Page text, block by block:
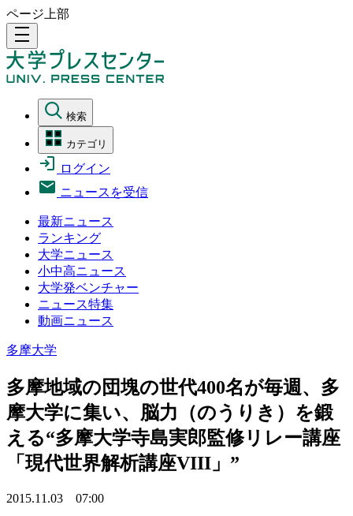
ページ上部
density_medium
検索
カテゴリ
ログイン
ニュースを受信
最新ニュース
ランキング
大学ニュース
小中高ニュース
大学発ベンチャー
ニュース特集
動画ニュース
多摩大学
多摩地域の団塊の世代400名が毎週、多
摩大学に集い、脳力（のうりき）を鍛
える“多摩大学寺島実郎監修リレー講座
「現代世界解析講座VIII」”
2015.11.03 07:00